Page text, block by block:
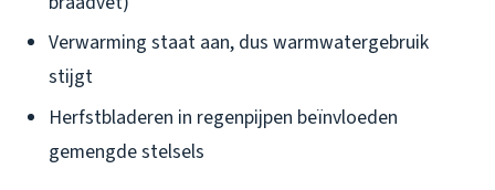
Verwarming staat aan, dus warmwatergebruik
stijgt
Herfstbladeren in regenpijpen beïnvloeden
gemengde stelsels